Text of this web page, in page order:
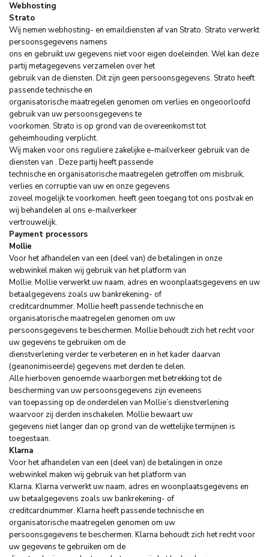
Webhosting
Strato
Wij nemen webhosting- en emaildiensten af van Strato. Strato verwerkt
persoonsgegevens namens
ons en gebruikt uw gegevens niet voor eigen doeleinden. Wel kan deze
partij metagegevens verzamelen over het
gebruik van de diensten. Dit zijn geen persoonsgegevens. Strato heeft
passende technische en
organisatorische maatregelen genomen om verlies en ongeoorloofd
gebruik van uw persoonsgegevens te
voorkomen. Strato is op grond van de overeenkomst tot
geheimhouding verplicht.
Wij maken voor ons reguliere zakelijke e-mailverkeer gebruik van de
diensten van . Deze partij heeft passende
technische en organisatorische maatregelen getroffen om misbruik,
verlies en corruptie van uw en onze gegevens
zoveel mogelijk te voorkomen. heeft geen toegang tot ons postvak en
wij behandelen al ons e-mailverkeer
vertrouwelijk.
Payment processors
Mollie
Voor het afhandelen van een (deel van) de betalingen in onze
webwinkel maken wij gebruik van het platform van
Mollie. Mollie verwerkt uw naam, adres en woonplaatsgegevens en uw
betaalgegevens zoals uw bankrekening- of
creditcardnummer. Mollie heeft passende technische en
organisatorische maatregelen genomen om uw
persoonsgegevens te beschermen. Mollie behoudt zich het recht voor
uw gegevens te gebruiken om de
dienstverlening verder te verbeteren en in het kader daarvan
(geanonimiseerde) gegevens met derden te delen.
Alle hierboven genoemde waarborgen met betrekking tot de
bescherming van uw persoonsgegevens zijn eveneens
van toepassing op de onderdelen van Mollie’s dienstverlening
waarvoor zij derden inschakelen. Mollie bewaart uw
gegevens niet langer dan op grond van de wettelijke termijnen is
toegestaan.
Klarna
Voor het afhandelen van een (deel van) de betalingen in onze
webwinkel maken wij gebruik van het platform van
Klarna. Klarna verwerkt uw naam, adres en woonplaatsgegevens en
uw betaalgegevens zoals uw bankrekening- of
creditcardnummer. Klarna heeft passende technische en
organisatorische maatregelen genomen om uw
persoonsgegevens te beschermen. Klarna behoudt zich het recht voor
uw gegevens te gebruiken om de